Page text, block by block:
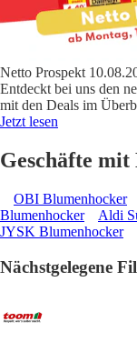
Netto Prospekt
Entdeckt bei uns den
mit den Deals im
Jetzt lesen
Geschäfte
OBI Blumenhocker
Blumenhocker
Aldi
JYSK Blumenhocker
Nächstgelegene